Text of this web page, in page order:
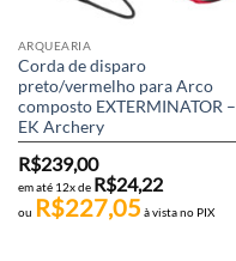
ARQUEARIA
Corda de disparo
preto/vermelho para Arco
composto EXTERMINATOR –
EK Archery
R$239,00
em até 12x de R$24,22
ou R$227,05 à vista no PIX